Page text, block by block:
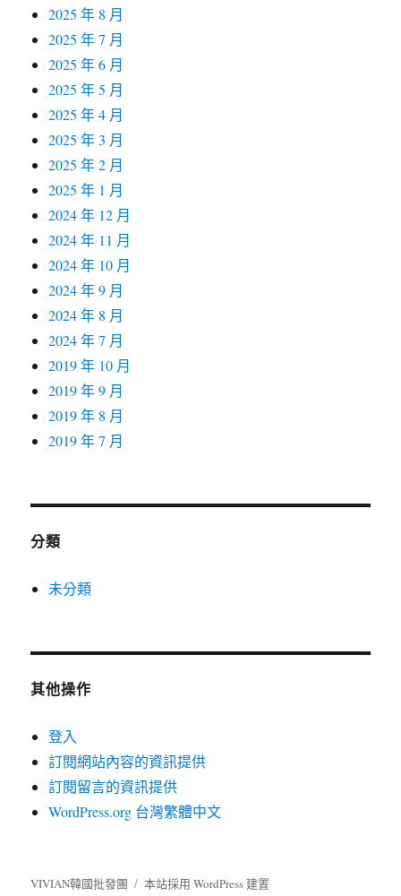
2025 年 8 月
2025 年 7 月
2025 年 6 月
2025 年 5 月
2025 年 4 月
2025 年 3 月
2025 年 2 月
2025 年 1 月
2024 年 12 月
2024 年 11 月
2024 年 10 月
2024 年 9 月
2024 年 8 月
2024 年 7 月
2019 年 10 月
2019 年 9 月
2019 年 8 月
2019 年 7 月
分類
未分類
其他操作
登入
訂閱網站內容的資訊提供
訂閱留言的資訊提供
WordPress.org 台灣繁體中文
VIVIAN韓國批發團 本站採用 WordPress 建置